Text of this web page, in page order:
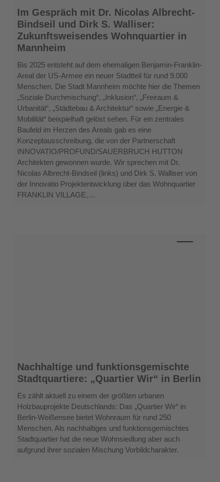
Im
Gespräch
mit
Dr.
Nicolas
Bindseil
und
Dirk
S.
Walliser:
Zukunftsweisendes
Wohnquartier
in
Mannheim
Im Gespräch mit Dr. Nicolas Albrecht-
Bindseil und Dirk S. Walliser:
Zukunftsweisendes Wohnquartier in
Mannheim
Bis 2025 entsteht auf dem ehemaligen Benjamin-Franklin-
Areal der US-Armee ein neuer Stadtteil für rund 9.000
Menschen. Die Stadt Mannheim möchte hier die Themen
„Soziale Durchmischung“, „Inklusion“, „Freiraum &
Urbanität“, „Städtebau & Architektur“ sowie „Energie &
Mobilität“ beispielhaft gelöst sehen. Für ein zentrales
Baufeld im Herzen des Areals gab es eine
Konzeptausschreibung, die von der Partnerschaft
INNOVATIO/PROFUND/SAUERBRUCH HUTTON
Architekten gewonnen wurde. Wir sprechen mit Dr.
Nicolas Albrecht-Bindseil (links) und Dirk S. Walliser von
der Innovatio Projektentwicklung über das Wohnquartier
FRANKLIN VILLAGE,…
Nachhaltige
und
funktionsgemischte
Stadtquartiere:
„Quartier
Wir“
in
Nachhaltige und funktionsgemischte
Stadtquartiere: „Quartier Wir“ in Berlin
Es zählt aktuell zu einem der größten urbanen
Holzbauprojekte Deutschlands: Das „Quartier Wir“ in
Berlin-Weißensee bietet Wohnraum für rund 250
Menschen. Als nachhaltiges und funktionsgemischtes
Stadtquartier hat die neue Wohnsiedlung aber auch
aufgrund ihrer sozialen Mischung Vorbildcharakter.